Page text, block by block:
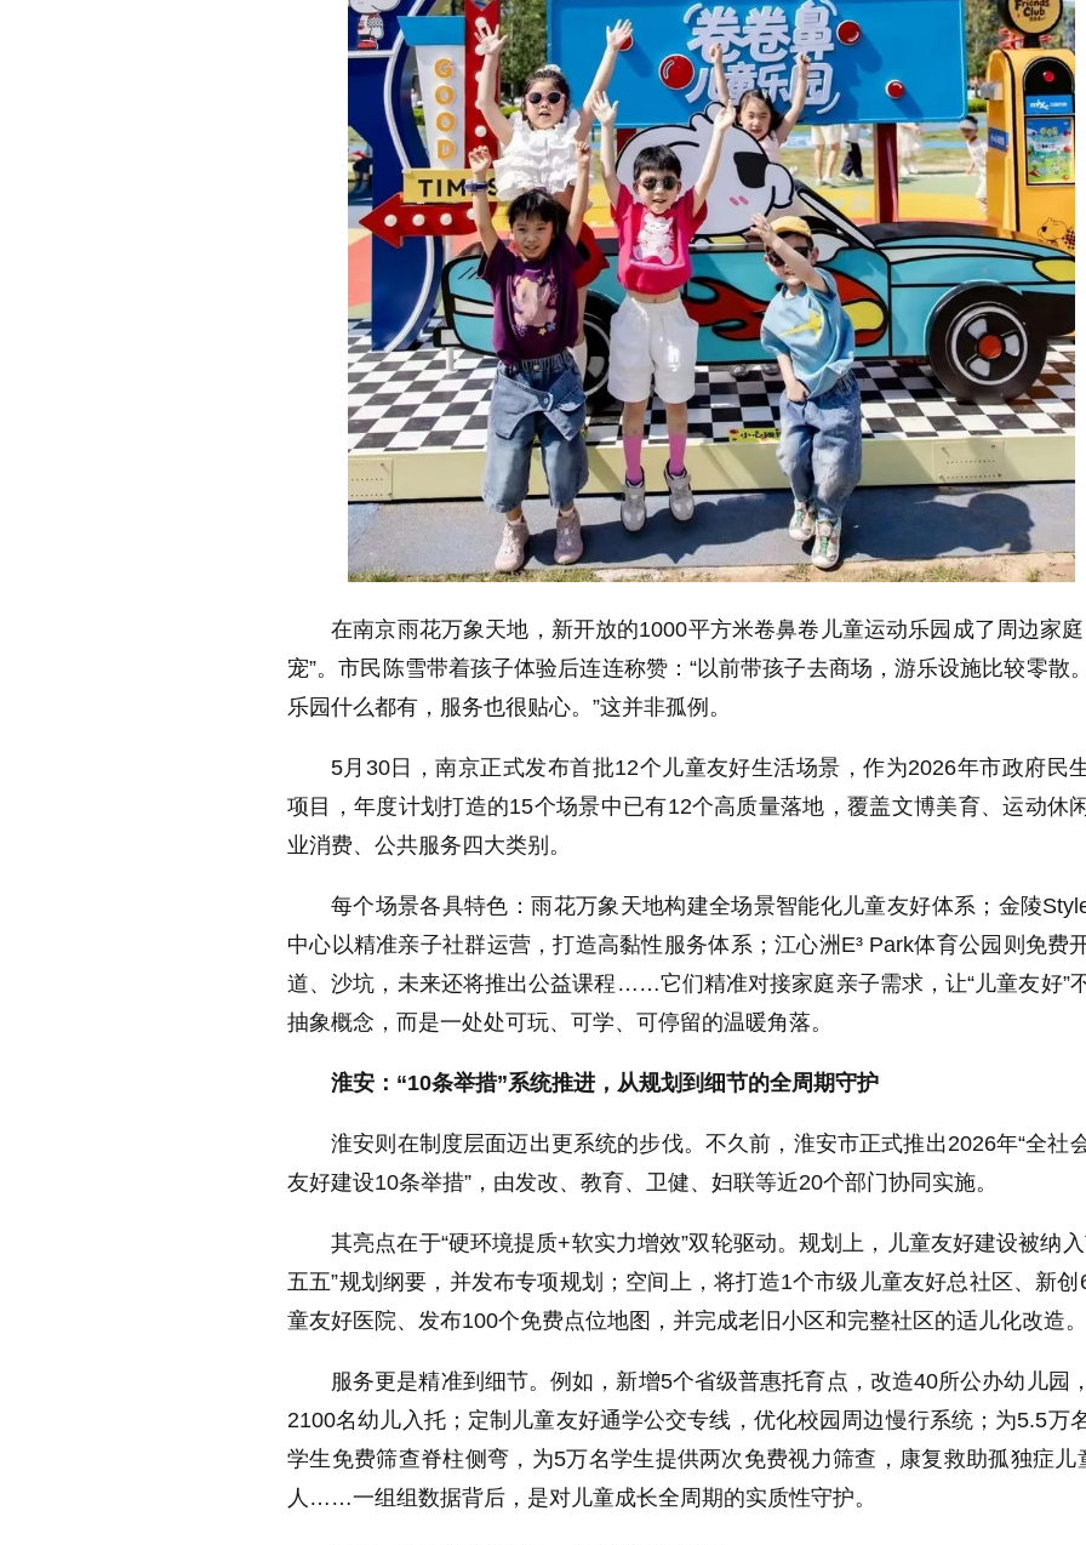
在南京雨花万象天地，新开放的1000平方米卷鼻卷儿童运动乐园成了周边家庭
宠”。市民陈雪带着孩子体验后连连称赞：“以前带孩子去商场，游乐设施比较零散
乐园什么都有，服务也很贴心。”这并非孤例。
5月30日，南京正式发布首批12个儿童友好生活场景，作为2026年市政府民
项目，年度计划打造的15个场景中已有12个高质量落地，覆盖文博美育、运动休
业消费、公共服务四大类别。
每个场景各具特色：雨花万象天地构建全场景智能化儿童友好体系；金陵
中心以精准亲子社群运营，打造高黏性服务体系；江心洲E³ Park体育公园则免费
道、沙坑，未来还将推出公益课程……它们精准对接家庭亲子需求，让“儿童友好”
抽象概念，而是一处处可玩、可学、可停留的温暖角落。
淮安：“10条举措”系统推进，从规划到细节的全周期守护
淮安则在制度层面迈出更系统的步伐。不久前，淮安市正式推出2026年“全社
友好建设10条举措”，由发改、教育、卫健、妇联等近20个部门协同实施。
其亮点在于“硬环境提质+软实力增效”双轮驱动。规划上，儿童友好建设被纳入
五五”规划纲要，并发布专项规划；空间上，将打造1个市级儿童友好总社区、新创
童友好医院、发布100个免费点位地图，并完成老旧小区和完整社区的适儿化改造。
服务更是精准到细节。例如，新增5个省级普惠托育点，改造40所公办幼儿园
2100名幼儿入托；定制儿童友好通学公交专线，优化校园周边慢行系统；为5.5万
学生免费筛查脊柱侧弯，为5万名学生提供两次免费视力筛查，康复救助孤独症儿
人……一组组数据背后，是对儿童成长全周期的实质性守护。